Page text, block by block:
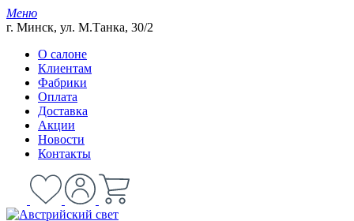
Меню
г. Минск, ул. М.Танка, 30/2
О салоне
Клиентам
Фабрики
Оплата
Доставка
Акции
Новости
Контакты